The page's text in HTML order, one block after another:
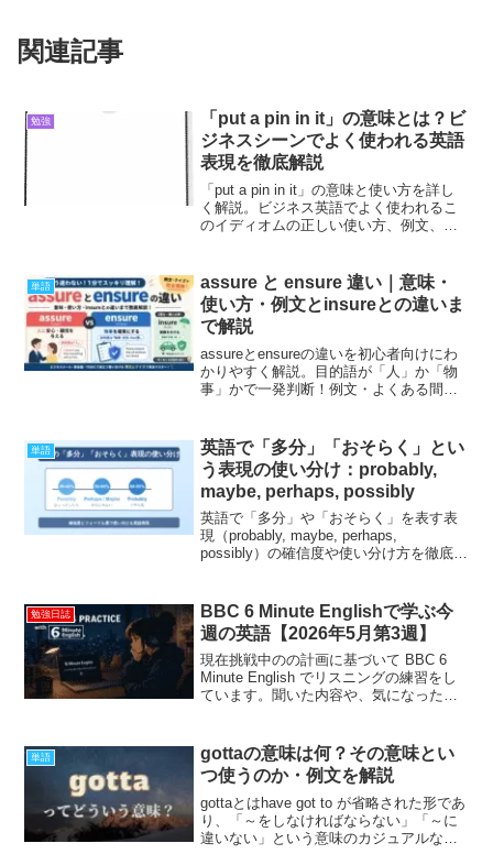
関連記事
勉強
「put a pin in it」の意味とは？ビ
ジネスシーンでよく使われる英語
表現を徹底解説
「put a pin in it」の意味と使い方を詳し
く解説。ビジネス英語でよく使われるこ
のイディオムの正しい使い方、例文、類
ょう。
単語
assure と ensure 違い｜意味・
使い方・例文とinsureとの違いま
で解説
assureとensureの違いを初心者向けにわ
かりやすく解説。目的語が「人」か「物
事」かで一発判断！例文・よくある間違
単語
英語で「多分」「おそらく」とい
う表現の使い分け：probably,
maybe, perhaps, possibly
英語で「多分」や「おそらく」を表す表
現（probably, maybe, perhaps,
possibly）の確信度や使い分け方を徹底解
勉強日誌
BBC 6 Minute Englishで学ぶ今
週の英語【2026年5月第3週】
現在挑戦中のの計画に基づいて BBC 6
Minute English でリスニングの練習をし
ています。聞いた内容や、気になった単
聞いて、2回目にスクリプトを見ながら...
単語
gottaの意味は何？その意味とい
つ使うのか・例文を解説
gottaとはhave got to が省略された形であ
り、「～をしなければならない」「～に
違いない」という意味のカジュアルな口